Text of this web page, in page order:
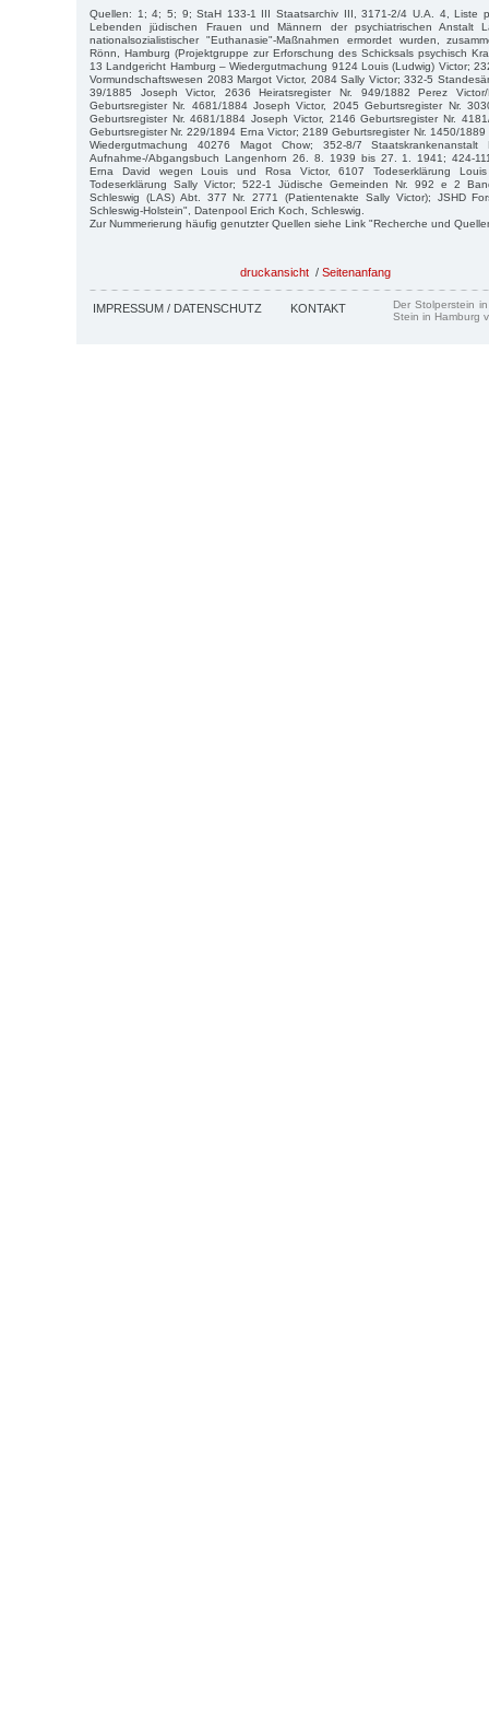
Quellen: 1; 4; 5; 9; StaH 133-1 III Staatsarchiv III, 3171-2/4 U.A. 4, Liste
Lebenden jüdischen Frauen und Männern der psychiatrischen Anstalt
nationalsozialistischer "Euthanasie"-Maßnahmen ermordet wurden,
Rönn, Hamburg (Projektgruppe zur Erforschung des Schicksals psychisch
13 Landgericht Hamburg – Wiedergutmachung 9124 Louis (Ludwig) Victor;
Vormundschaftswesen 2083 Margot Victor, 2084 Sally Victor; 332-5
39/1885 Joseph Victor, 2636 Heiratsregister Nr. 949/1882 Perez
Geburtsregister Nr. 4681/1884 Joseph Victor, 2045 Geburtsregister Nr.
Geburtsregister Nr. 4681/1884 Joseph Victor, 2146 Geburtsregister Nr.
Geburtsregister Nr. 229/1894 Erna Victor; 2189 Geburtsregister Nr. 1450/1889
Wiedergutmachung 40276 Magot Chow; 352-8/7
Aufnahme-/Abgangsbuch Langenhorn 26. 8. 1939 bis 27. 1. 1941; 424-
Erna David wegen Louis und Rosa Victor, 6107 Todeserklärung
Todeserklärung Sally Victor; 522-1 Jüdische Gemeinden Nr. 992 e 2
Schleswig (LAS) Abt. 377 Nr. 2771 (Patientenakte Sally Victor); JSHD
Schleswig-Holstein", Datenpool Erich Koch, Schleswig.
Zur Nummerierung häufig genutzter Quellen siehe Link "Recherche und
druckansicht / Seitenanfang
IMPRESSUM / DATENSCHUTZ KONTAKT
Der Stolperstein
Stein in Hamburg